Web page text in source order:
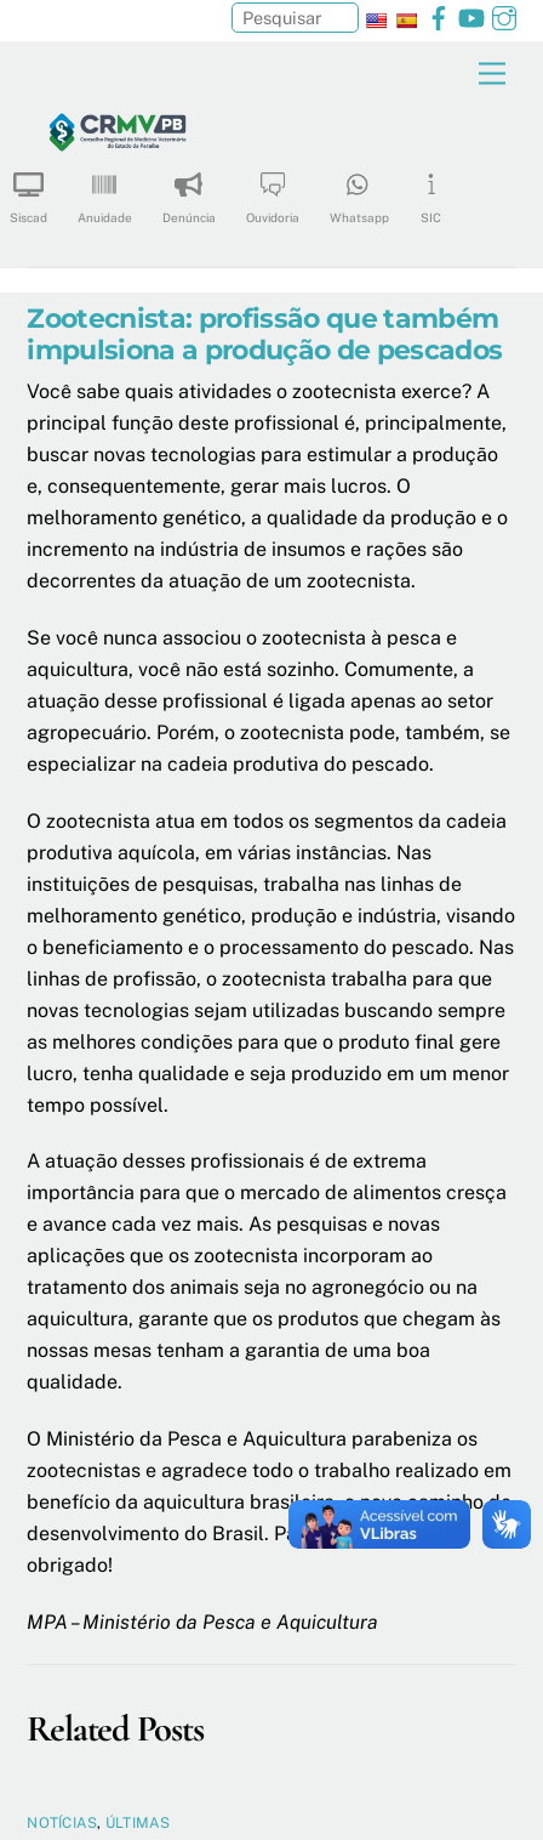
content
Facebook
Siscad Anuidade Denúncia Ouvidoria Whatsapp SIC
Pesquisar
Zootecnista: profissão que também
impulsiona a produção de pescados
Você sabe quais atividades o zootecnista exerce? A
principal função deste profissional é, principalmente,
buscar novas tecnologias para estimular a produção
e, consequentemente, gerar mais lucros. O
melhoramento genético, a qualidade da produção e o
incremento na indústria de insumos e rações são
decorrentes da atuação de um zootecnista.
Se você nunca associou o zootecnista à pesca e
aquicultura, você não está sozinho. Comumente, a
atuação desse profissional é ligada apenas ao setor
agropecuário. Porém, o zootecnista pode, também, se
especializar na cadeia produtiva do pescado.
O zootecnista atua em todos os segmentos da cadeia
produtiva aquícola, em várias instâncias. Nas
instituições de pesquisas, trabalha nas linhas de
melhoramento genético, produção e indústria, visando
o beneficiamento e o processamento do pescado. Nas
linhas de profissão, o zootecnista trabalha para que
novas tecnologias sejam utilizadas buscando sempre
as melhores condições para que o produto final gere
lucro, tenha qualidade e seja produzido em um menor
tempo possível.
A atuação desses profissionais é de extrema
importância para que o mercado de alimentos cresça
e avance cada vez mais. As pesquisas e novas
aplicações que os zootecnista incorporam ao
tratamento dos animais seja no agronegócio ou na
aquicultura, garante que os produtos que chegam às
nossas mesas tenham a garantia de uma boa
qualidade.
O Ministério da Pesca e Aquicultura parabeniza os
zootecnistas e agradece todo o trabalho realizado em
benefício da aquicultura brasileira, o novo caminho de
desenvolvimento do Brasil. Parabéns e muito
obrigado!
MPA – Ministério da Pesca e Aquicultura
Related Posts
NOTÍCIAS, ÚLTIMAS